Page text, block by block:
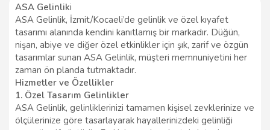
ASA Gelinliki
ASA Gelinlik, İzmit/Kocaeli’de gelinlik ve özel kıyafet
tasarımı alanında kendini kanıtlamış bir markadır. Düğün,
nişan, abiye ve diğer özel etkinlikler için şık, zarif ve özgün
tasarımlar sunan ASA Gelinlik, müşteri memnuniyetini her
zaman ön planda tutmaktadır.
Hizmetler ve Özellikler
1. Özel Tasarım Gelinlikler
ASA Gelinlik, gelinliklerinizi tamamen kişisel zevklerinize ve
ölçülerinize göre tasarlayarak hayallerinizdeki gelinliği